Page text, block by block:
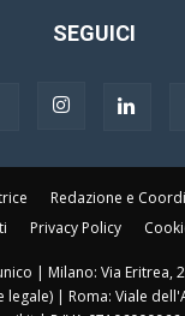
SEGUICI
Redazione e
Privacy Policy
| Milano: Via Eritrea,
legale) | Roma: Viale